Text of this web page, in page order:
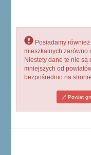
Posiadamy
mieszkalnych zarówno
Niestety dane te nie
mniejszych od
bezpośrednio na
Powiat